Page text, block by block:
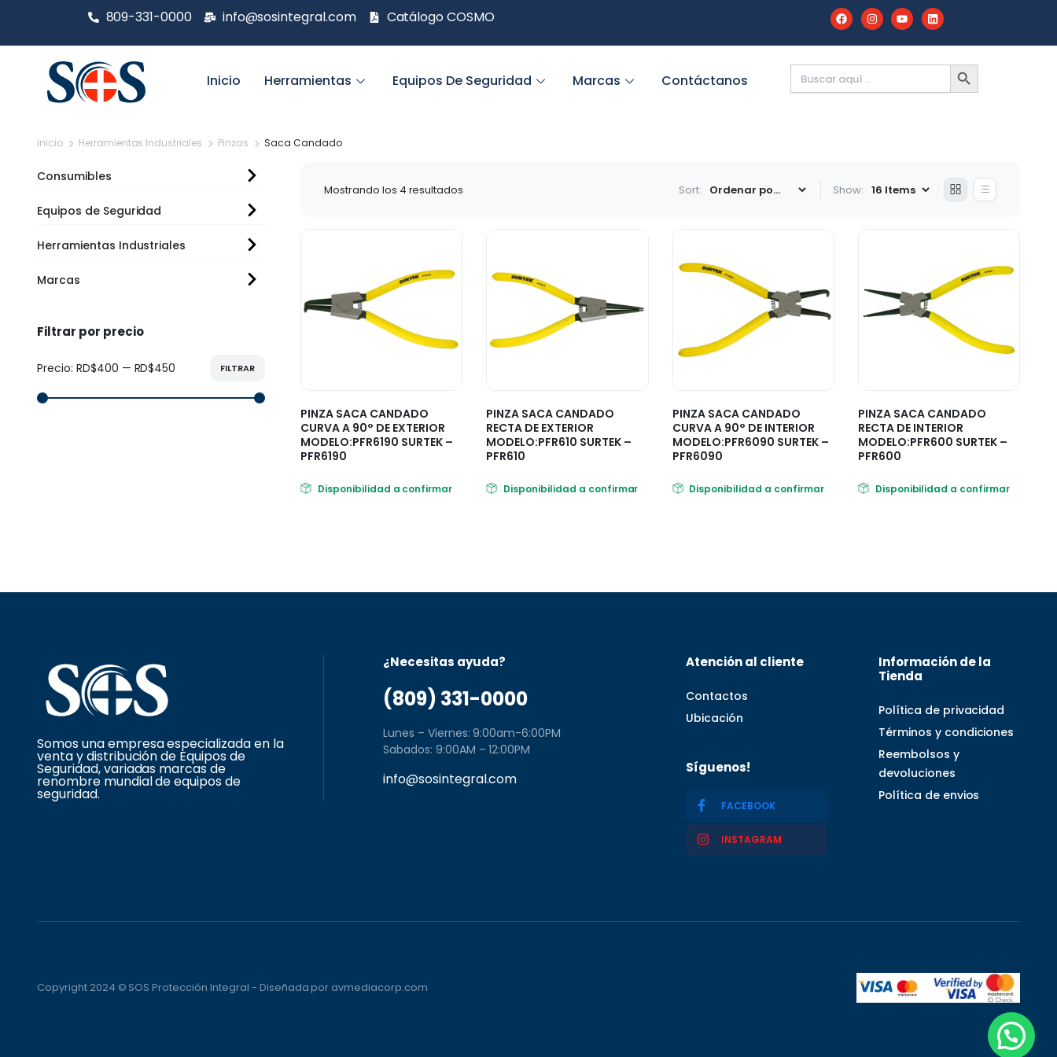
809-331-0000 info@sosintegral.com Catálogo COSMO
Inicio Herramientas Equipos De Seguridad Marcas Contáctanos
Buscar: BOTÓN
DE
BÚSQUEDA
Inicio Herramientas Industriales Pinzas Saca Candado
Mostrando los 4 resultados Sort: Show:
PINZA SACA CANDADO
CURVA A 90° DE EXTERIOR
MODELO:PFR6190 SURTEK –
PFR6190
Disponibilidad a confirmar
PINZA SACA CANDADO
RECTA DE EXTERIOR
MODELO:PFR610 SURTEK –
PFR610
Disponibilidad a confirmar
PINZA SACA CANDADO
CURVA A 90° DE INTERIOR
MODELO:PFR6090 SURTEK –
PFR6090
Disponibilidad a confirmar
PINZA SACA CANDADO
RECTA DE INTERIOR
MODELO:PFR600 SURTEK –
PFR600
Disponibilidad a confirmar
Consumibles
Equipos de Seguridad
Herramientas Industriales
Marcas
Filtrar por precio
FILTRAR
Precio: RD$400 — RD$450
Somos una empresa especializada en la
venta y distribución de Equipos de
Seguridad, variadas marcas de
renombre mundial de equipos de
seguridad.
¿Necesitas ayuda?
(809) 331-0000
Lunes – Viernes: 9:00am-6:00PM
Sabados: 9:00AM – 12:00PM
info@sosintegral.com
Atención al cliente
Contactos
Ubicación
Síguenos!
FACEBOOK
INSTAGRAM
Información de la
Tienda
Política de privacidad
Términos y condiciones
Reembolsos y
devoluciones
Política de envios
Copyright 2024 © SOS Protección Integral - Diseñada por avmediacorp.com